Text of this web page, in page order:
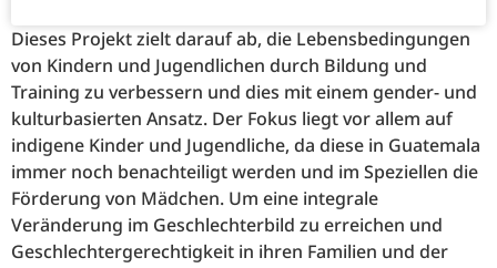
Dieses Projekt zielt darauf ab, die Lebensbedingungen
von Kindern und Jugendlichen durch Bildung und
Training zu verbessern und dies mit einem gender- und
kulturbasierten Ansatz. Der Fokus liegt vor allem auf
indigene Kinder und Jugendliche, da diese in Guatemala
immer noch benachteiligt werden und im Speziellen die
Förderung von Mädchen. Um eine integrale
Veränderung im Geschlechterbild zu erreichen und
Geschlechtergerechtigkeit in ihren Familien und der